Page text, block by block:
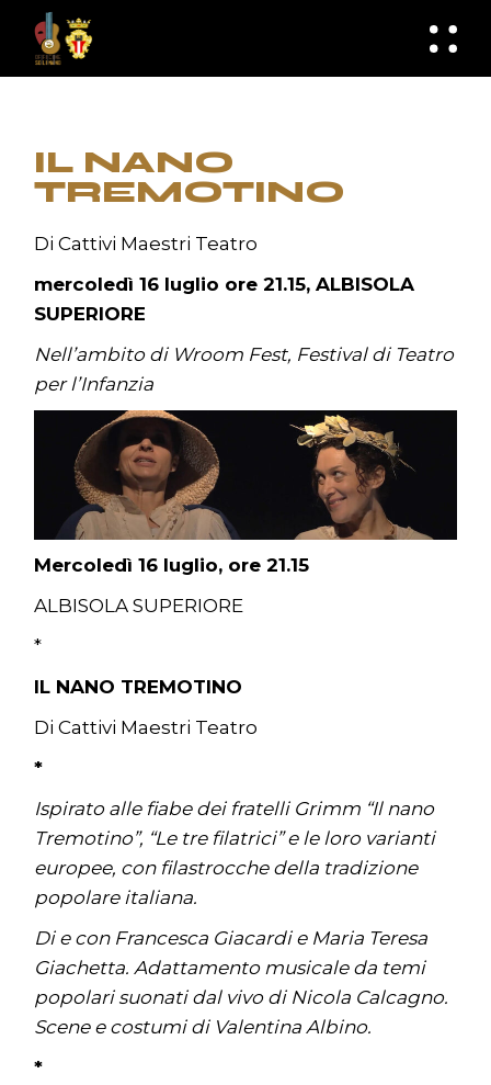
content
IL NANO
TREMOTINO
Di Cattivi Maestri Teatro
mercoledì 16 luglio ore 21.15, ALBISOLA
SUPERIORE
Nell’ambito di Wroom Fest, Festival di Teatro
per l’Infanzia
Mercoledì 16 luglio, ore 21.15
ALBISOLA SUPERIORE
*
IL NANO TREMOTINO
Di Cattivi Maestri Teatro
*
Ispirato alle fiabe dei fratelli Grimm “Il nano
Tremotino”, “Le tre filatrici” e le loro varianti
europee, con filastrocche della tradizione
popolare italiana.
Di e con Francesca Giacardi e Maria Teresa
Giachetta. Adattamento musicale da temi
popolari suonati dal vivo di Nicola Calcagno.
Scene e costumi di Valentina Albino.
*